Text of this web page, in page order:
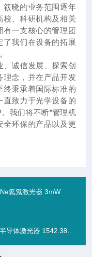
筱晓的业务范围逐年
校、科研机构及相关
一支核心的管理团
了我们在设备的拓展
诚信发展、探索创
理念，并在产品开发
终秉承着国际标准的
直致力于光学设备的
我们将不断*管理机
全环保的产品以及更
氦氖激光器 3mW
光器 1542.3837nm 1mW